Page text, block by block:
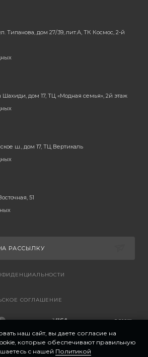
Типанова, дом 27/39, лит.А, ТК Космос, 2-й
Шахиди, дом 17, ТЦ «Модная семья», 2й этаж
ш., дом 17, ТЦ Вертикаль
51
РАССЫЛКУ
СОГЛАШЕНИЕ
наш сайт, вы даете согласие на
которые обеспечивают правильную
с нашей Политикой